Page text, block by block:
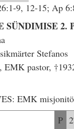
9, 12-15; Ap
SÜNDIMISE 2.
Stefanos
EMK pastor,
EMK
P